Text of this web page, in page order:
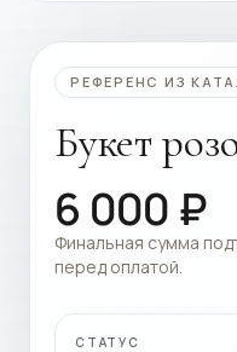
РЕФЕРЕНС ИЗ
Букет
6 000 ₽
Финальная сумма
перед оплатой.
СТАТУС